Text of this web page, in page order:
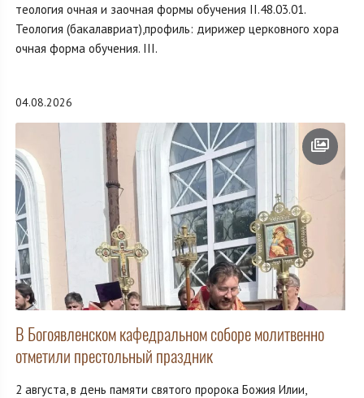
теология очная и заочная формы обучения II.48.03.01.
Теология (бакалавриат),профиль: дирижер церковного хора
очная форма обучения. III.
04.08.2026
В Богоявленском кафедральном соборе молитвенно
отметили престольный праздник
2 августа, в день памяти святого пророка Божия Илии,